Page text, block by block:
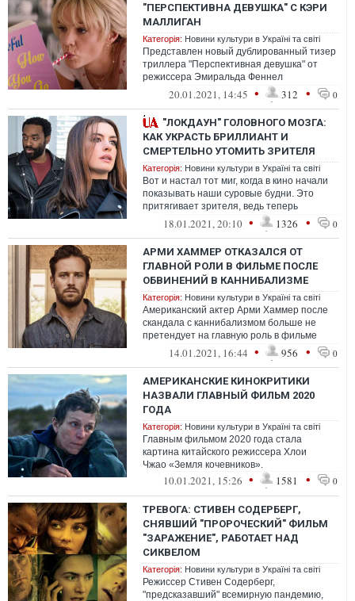
"ПЕРСПЕКТИВНА ДЕВУШКА" С КЭРИ
МАЛЛИГАН
Категорія: Новини культури в Україні та світі
Представлен новый дублированный тизер
триллера "Перспективная девушка" от
режиссера Эмиральда Феннел
(шоураннер второго сезона шоу "Убивая
20.01.2021, 14:45 • 312 • 0
"ЛОКДАУН" ГОЛОВНОГО МОЗГА:
КАК УКРАСТЬ БРИЛЛИАНТ И
СМЕРТЕЛЬНО УТОМИТЬ ЗРИТЕЛЯ
Категорія: Новини культури в Україні та світі
Вот и настал тот миг, когда в кино начали
показывать наши суровые будни. Это
притягивает зрителя, ведь теперь
кинематографический мир вроде и не
18.01.2021, 20:10 • 1326 • 0
АРМИ ХАММЕР ОТКАЗАЛСЯ ОТ
ГЛАВНОЙ РОЛИ В ФИЛЬМЕ ПОСЛЕ
ОБВИНЕНИЙ В КАННИБАЛИЗМЕ
Категорія: Новини культури в Україні та світі
Американский актер Арми Хаммер после
скандала с каннибализмом больше не
претендует на главную роль в фильме
Shotgun Wedding.
14.01.2021, 16:44 • 956 • 0
АМЕРИКАНСКИЕ КИНОКРИТИКИ
НАЗВАЛИ ГЛАВНЫЙ ФИЛЬМ 2020
ГОДА
Категорія: Новини культури в Україні та світі
Главным фильмом 2020 года стала
картина китайского режиссера Хлои
Чжао «Земля кочевников».
10.01.2021, 15:26 • 1581 • 0
ТРЕВОГА: СТИВЕН СОДЕРБЕРГ,
СНЯВШИЙ "ПРОРОЧЕСКИЙ" ФИЛЬМ
"ЗАРАЖЕНИЕ", РАБОТАЕТ НАД
СИКВЕЛОМ
Категорія: Новини культури в Україні та світі
Режиссер Стивен Содерберг,
"предсказавший" всемирную пандемию,